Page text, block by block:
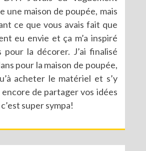
une maison de poupée, mais
ce que vous avais fait que
eu envie et ça m’a inspiré
pour la décorer. J’ai finalisé
pour la maison de poupée,
acheter le matériel et s’y
de partager vos idées
super sympa!